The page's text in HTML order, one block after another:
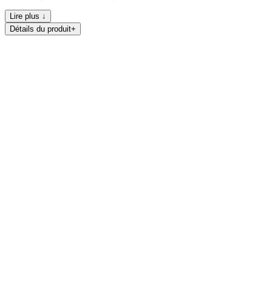
Lire plus ↓
Détails du produit+